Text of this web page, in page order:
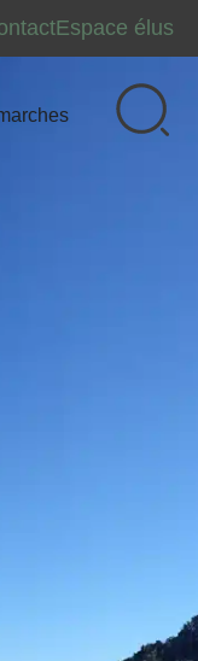
Espace élus